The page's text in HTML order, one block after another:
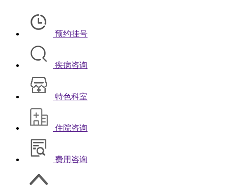
预约挂号
疾病咨询
特色科室
住院咨询
费用咨询